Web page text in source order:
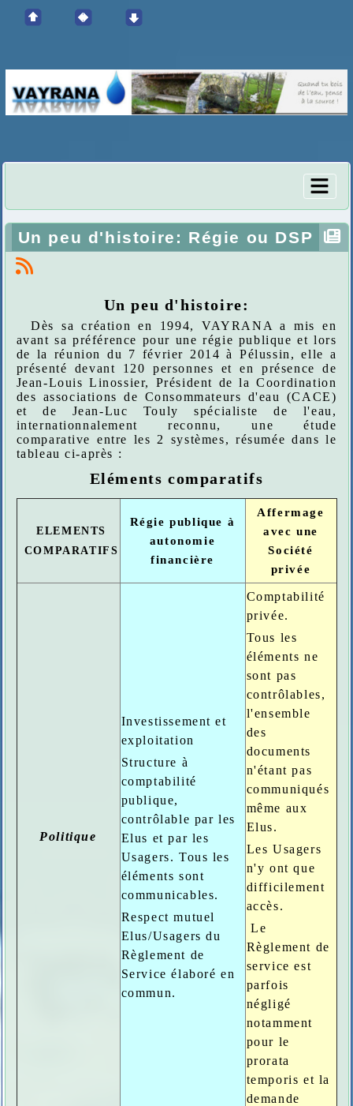
Un peu d'histoire: Régie ou DSP
Un peu d'histoire:
Dès sa création en 1994, VAYRANA a mis en
avant sa préférence pour une régie publique et lors
de la réunion du 7 février 2014 à Pélussin, elle a
présenté devant 120 personnes et en présence de
Jean-Louis Linossier, Président de la Coordination
des associations de Consommateurs d'eau (CACE)
et de Jean-Luc Touly spécialiste de l'eau,
internationnalement reconnu, une étude
comparative entre les 2 systèmes, résumée dans le
tableau ci-après :
Eléments comparatifs
ELEMENTS
COMPARATIFS
Régie publique à
autonomie
financière
Affermage
avec une
Société
privée
Politique
Investissement et
exploitation
Structure à
comptabilité
publique,
contrôlable par les
Elus et par les
Usagers. Tous les
éléments sont
communicables.
Respect mutuel
Elus/Usagers du
Règlement de
Service élaboré en
commun.
Comptabilité
privée.
Tous les
éléments ne
sont pas
contrôlables,
l'ensemble
des
documents
n'étant pas
communiqués
même aux
Elus.
Les Usagers
n'y ont que
difficilement
accès.
Le
Règlement de
service est
parfois
négligé
notamment
pour le
prorata
temporis et la
demande